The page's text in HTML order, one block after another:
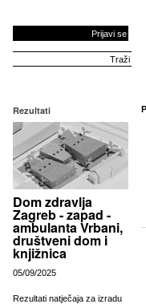
Prijavi se
Rezultati
Dom zdravlja
Zagreb - zapad -
ambulanta Vrbani,
društveni dom i
knjižnica
05/09/2025
Rezultati natječaja za izradu